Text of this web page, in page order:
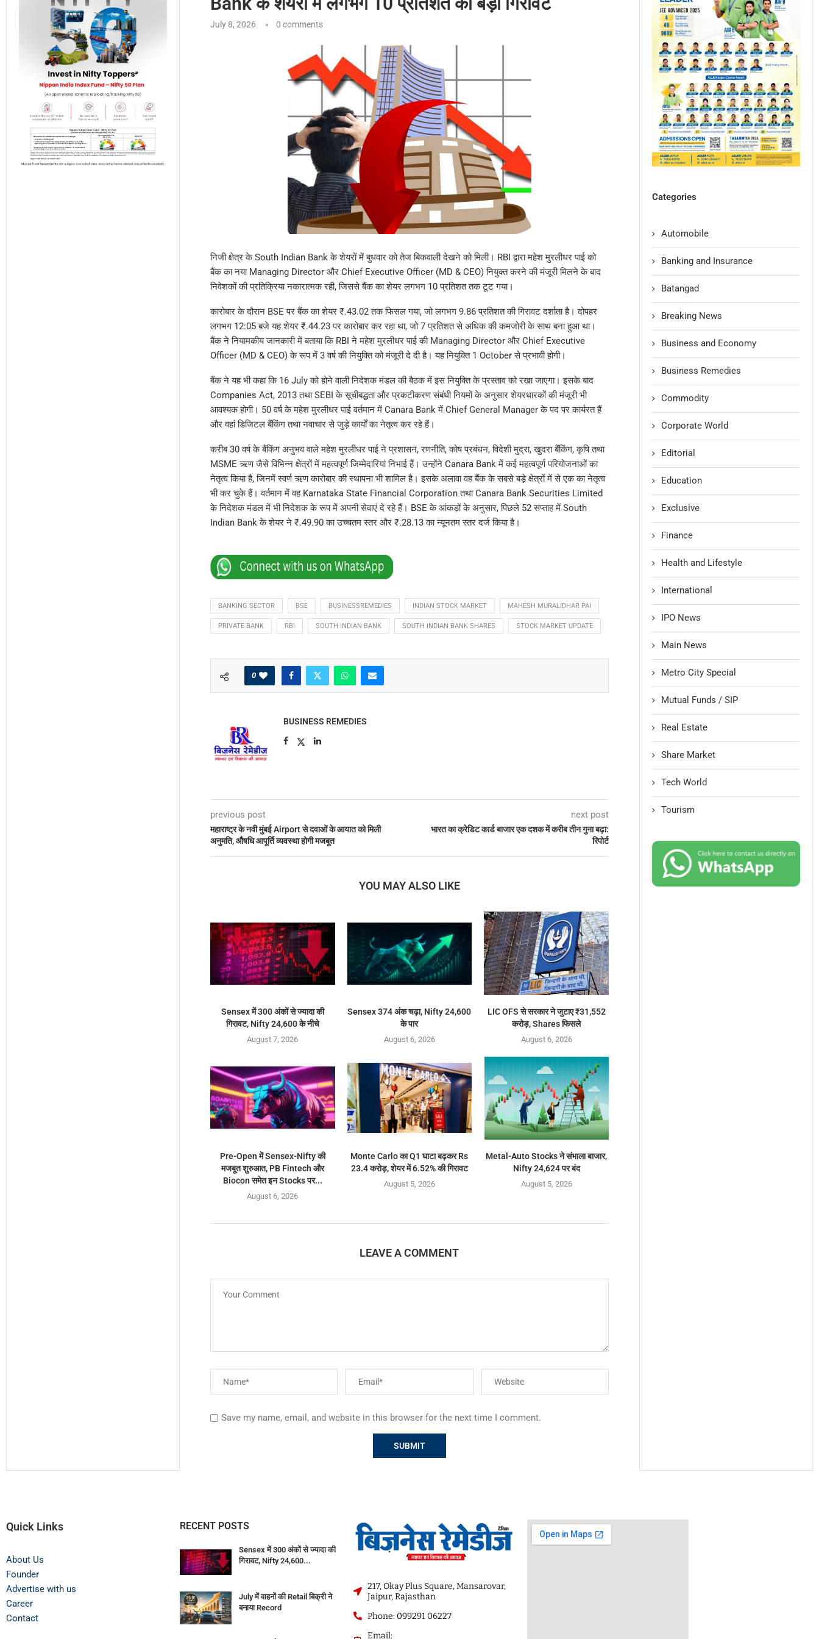
July 8, 2026 0 comments
निजी क्षेत्र के South Indian Bank के शेयरों में बुधवार को तेज बिकवाली देखने को मिली। RBI द्वारा महेश मुरलीधर पाई को
बैंक का नया Managing Director और Chief Executive Officer (MD & CEO) नियुक्त करने की मंजूरी मिलने के बाद
निवेशकों की प्रतिक्रिया नकारात्मक रही, जिससे बैंक का शेयर लगभग 10 प्रतिशत तक टूट गया।
कारोबार के दौरान BSE पर बैंक का शेयर ₹.43.02 तक फिसल गया, जो लगभग 9.86 प्रतिशत की गिरावट दर्शाता है। दोपहर
लगभग 12:05 बजे यह शेयर ₹.44.23 पर कारोबार कर रहा था, जो 7 प्रतिशत से अधिक की कमजोरी के साथ बना हुआ था।
बैंक ने नियामकीय जानकारी में बताया कि RBI ने महेश मुरलीधर पाई की Managing Director और Chief Executive
Officer (MD & CEO) के रूप में 3 वर्ष की नियुक्ति को मंजूरी दे दी है। यह नियुक्ति 1 October से प्रभावी होगी।
बैंक ने यह भी कहा कि 16 July को होने वाली निदेशक मंडल की बैठक में इस नियुक्ति के प्रस्ताव को रखा जाएगा। इसके बाद
Companies Act, 2013 तथा SEBI के सूचीबद्धता और प्रकटीकरण संबंधी नियमों के अनुसार शेयरधारकों की मंजूरी भी
आवश्यक होगी। 50 वर्ष के महेश मुरलीधर पाई वर्तमान में Canara Bank में Chief General Manager के पद पर कार्यरत हैं
और वहां डिजिटल बैंकिंग तथा नवाचार से जुड़े कार्यों का नेतृत्व कर रहे हैं।
करीब 30 वर्ष के बैंकिंग अनुभव वाले महेश मुरलीधर पाई ने प्रशासन, रणनीति, कोष प्रबंधन, विदेशी मुद्रा, खुदरा बैंकिंग, कृषि तथा
MSME ऋण जैसे विभिन्न क्षेत्रों में महत्वपूर्ण जिम्मेदारियां निभाई हैं। उन्होंने Canara Bank में कई महत्वपूर्ण परियोजनाओं का
नेतृत्व किया है, जिनमें स्वर्ण ऋण कारोबार की स्थापना भी शामिल है। इसके अलावा वह बैंक के सबसे बड़े क्षेत्रों में से एक का नेतृत्व
भी कर चुके हैं। वर्तमान में वह Karnataka State Financial Corporation तथा Canara Bank Securities Limited
के निदेशक मंडल में भी निदेशक के रूप में अपनी सेवाएं दे रहे हैं। BSE के आंकड़ों के अनुसार, पिछले 52 सप्ताह में South
Indian Bank के शेयर ने ₹.49.90 का उच्चतम स्तर और ₹.28.13 का न्यूनतम स्तर दर्ज किया है।
BANKING SECTOR BSE BUSINESSREMEDIES INDIAN STOCK MARKET MAHESH MURALIDHAR PAI
PRIVATE BANK RBI SOUTH INDIAN BANK SOUTH INDIAN BANK SHARES STOCK MARKET UPDATE
0
BUSINESS REMEDIES
previous post
महाराष्ट्र के नवी मुंबई Airport से दवाओं के आयात को मिली
अनुमति, औषधि आपूर्ति व्यवस्था होगी मजबूत
next post
भारत का क्रेडिट कार्ड बाजार एक दशक में करीब तीन गुना बढ़ा:
रिपोर्ट
YOU MAY ALSO LIKE
Sensex में 300 अंकों से ज्यादा की
गिरावट, Nifty 24,600 के नीचे
August 7, 2026
Sensex 374 अंक चढ़ा, Nifty 24,600
के पार
August 6, 2026
LIC OFS से सरकार ने जुटाए ₹31,552
करोड़, Shares फिसले
August 6, 2026
Pre-Open में Sensex-Nifty की
मजबूत शुरुआत, PB Fintech और
Biocon समेत इन Stocks पर...
August 6, 2026
Monte Carlo का Q1 घाटा बढ़कर Rs
23.4 करोड़, शेयर में 6.52% की गिरावट
August 5, 2026
Metal-Auto Stocks ने संभाला बाजार,
Nifty 24,624 पर बंद
August 5, 2026
LEAVE A COMMENT
Save my name, email, and website in this browser for the next time I comment.
Categories
Automobile
Banking and Insurance
Batangad
Breaking News
Business and Economy
Business Remedies
Commodity
Corporate World
Editorial
Education
Exclusive
Finance
Health and Lifestyle
International
IPO News
Main News
Metro City Special
Mutual Funds / SIP
Real Estate
Share Market
Tech World
Tourism
Quick Links
About Us
Founder
Advertise with us
Career
Contact
RECENT POSTS
Sensex में 300 अंकों से ज्यादा की
गिरावट, Nifty 24,600...
July में वाहनों की Retail बिक्री ने
बनाया Record
217, Okay Plus Square, Mansarovar,
Jaipur, Rajasthan
Phone: 099291 06227
Email: